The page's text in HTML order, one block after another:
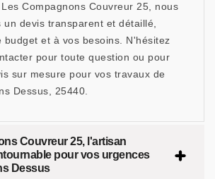
Compagnons Couvreur 25, nous
un devis transparent et détaillé,
budget et à vos besoins. N'hésitez
pour toute question ou pour
sur mesure pour vos travaux de
Dessus, 25440.
Couvreur 25, l'artisan
pour vos urgences
Dessus